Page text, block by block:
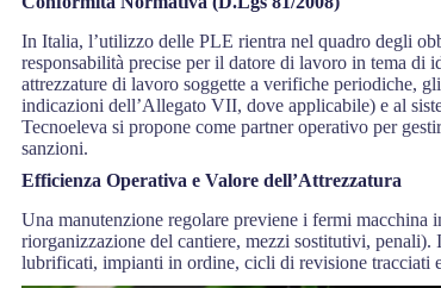
In Italia, l’utilizzo delle PLE rientra nel quadro degli
responsabilità precise per il datore di lavoro in tema di
attrezzature di lavoro soggette a verifiche periodiche,
indicazioni dell’Allegato VII, dove applicabile) e al
Tecnoeleva si propone come partner operativo per
sanzioni.
Efficienza Operativa e Valore dell’Attrezzatura
Una manutenzione regolare previene i fermi macchina
riorganizzazione del cantiere, mezzi sostitutivi,
lubrificati, impianti in ordine, cicli di revisione tracciati